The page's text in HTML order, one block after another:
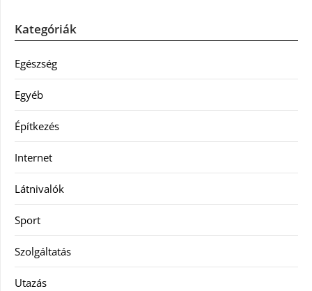
Kategóriák
Egészség
Egyéb
Építkezés
Internet
Látnivalók
Sport
Szolgáltatás
Utazás